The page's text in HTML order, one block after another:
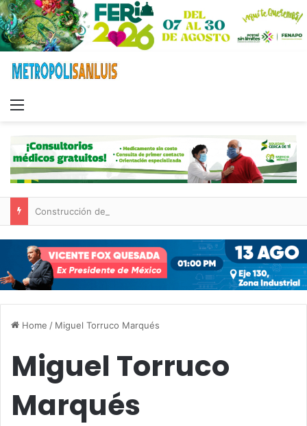
Home / Miguel Torruco Marqués
Miguel Torruco
Marqués